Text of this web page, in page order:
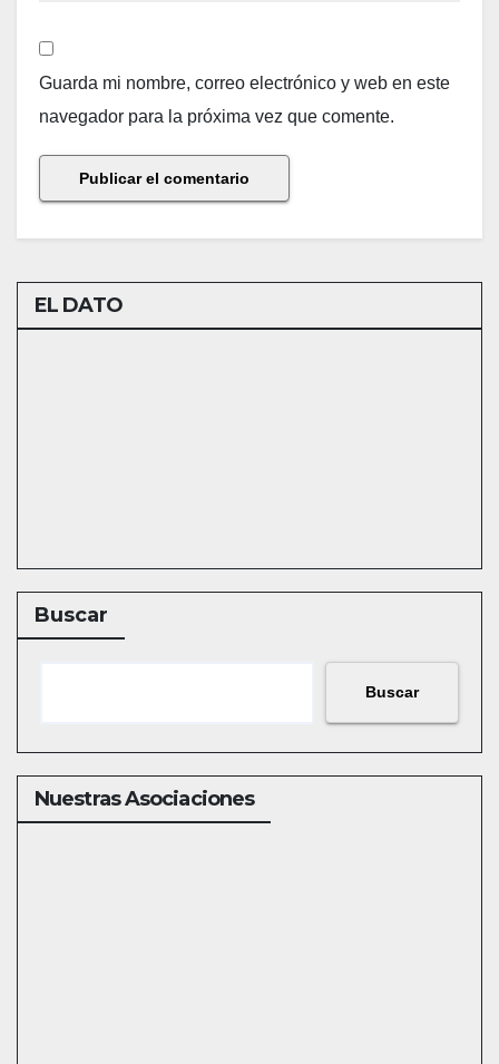
Guarda mi nombre, correo electrónico y web en este
navegador para la próxima vez que comente.
EL DATO
Buscar
Buscar
Nuestras Asociaciones